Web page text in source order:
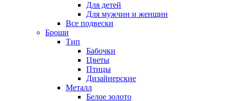
Для детей
Для мужчин и женщин
Все подвески
Броши
Тип
Бабочки
Цветы
Птицы
Дизайнерские
Металл
Белое золото